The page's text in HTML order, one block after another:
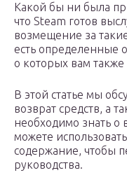
Какой бы ни была
что Steam готов
возмещение за
есть определенные
о которых вам также
В этой статье мы
возврат средств, а
необходимо знать о
можете
содержание, чтобы
руководства.